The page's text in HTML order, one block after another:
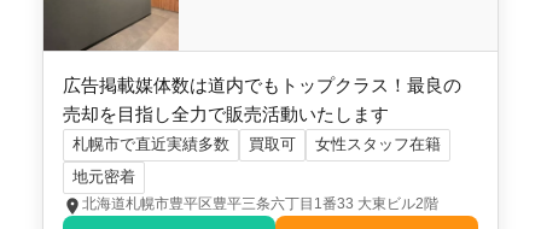
更地
広告掲載媒体数は道内でもトップクラス！最良の
売却を目指し全力で販売活動いたします
札幌市で直近実績多数 買取可
女性スタッフ在籍
地元密着
北海道札幌市豊平区豊平三条六丁目1番33 大東ビル2階